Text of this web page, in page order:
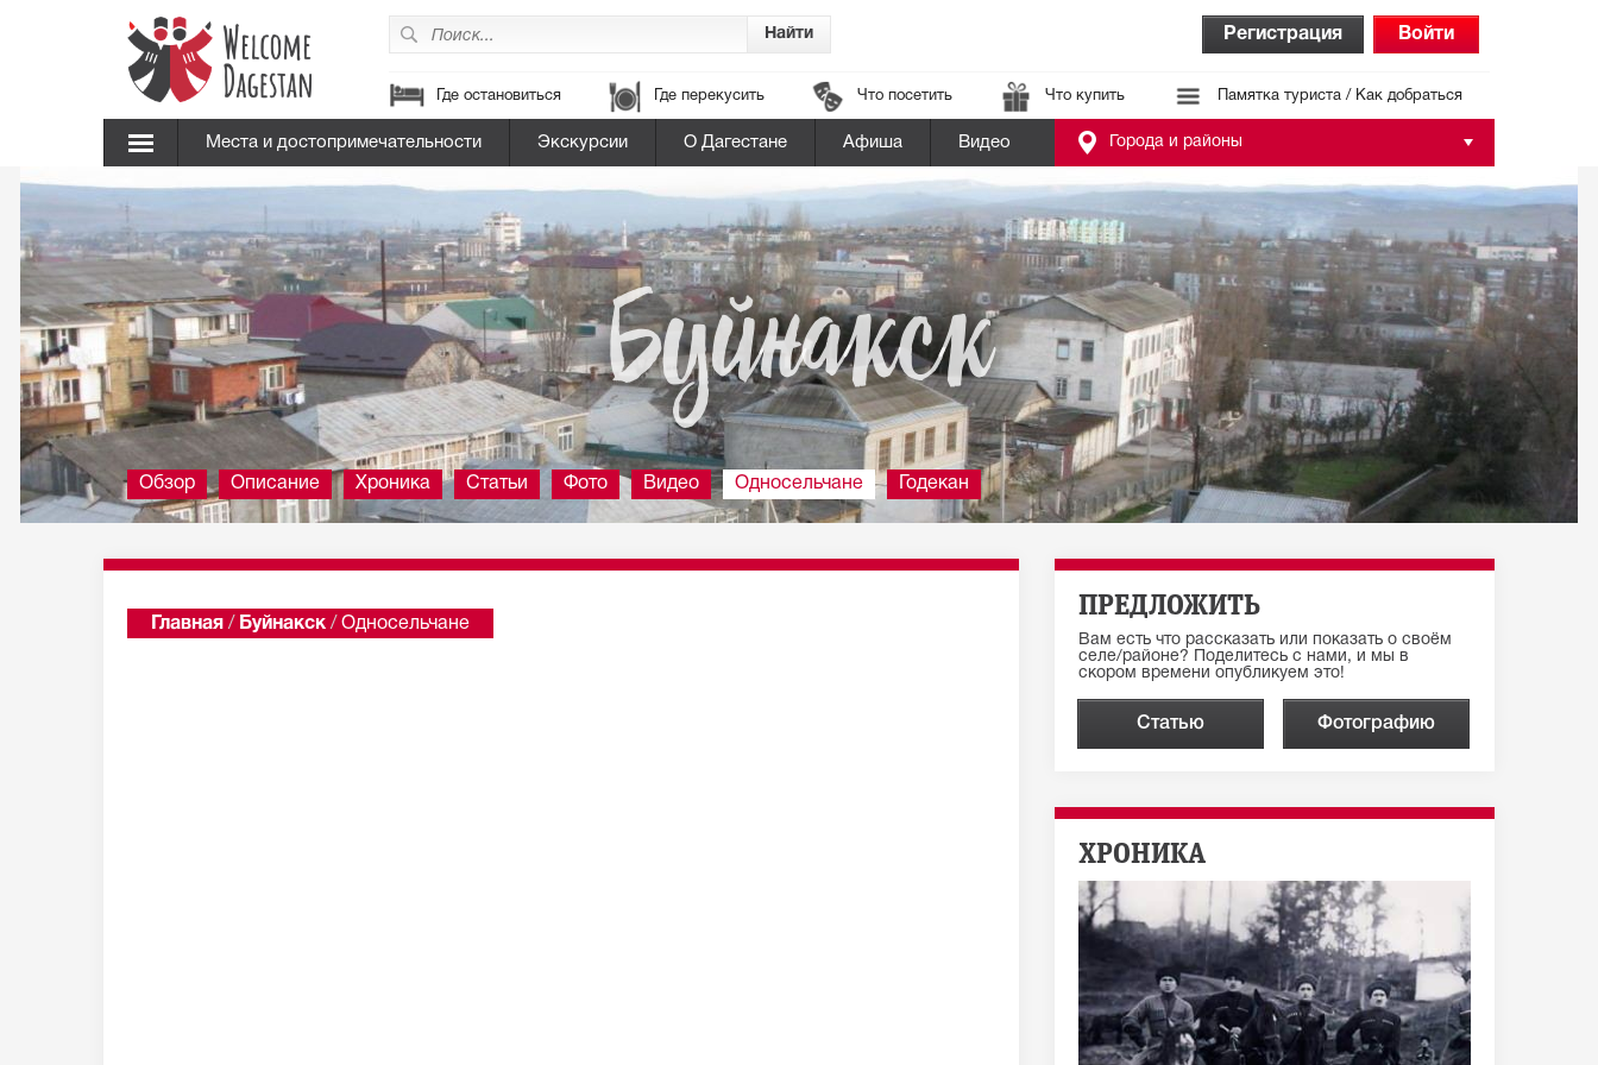
Регистрация Войти
Где остановиться Где перекусить Что посетить Что купить Памятка туриста / Как добраться
Места и достопримечательности Экскурсии О Дагестане Афиша Видео Города и районы
Буйнакск
Обзор Описание Хроника Статьи Фото Видео Односельчане Годекан
Главная / Буйнакск / Односельчане
ПРЕДЛОЖИТЬ
Вам есть что рассказать или показать о своём
селе/районе? Поделитесь с нами, и мы в
скором времени опубликуем это!
Статью Фотографию
ХРОНИКА